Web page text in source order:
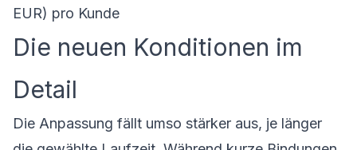
EUR) pro Kunde
Die neuen Konditionen im
Detail
Die Anpassung fällt umso stärker aus, je länger